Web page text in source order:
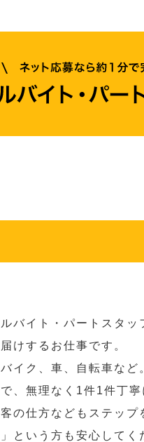
バイト・パートスタ
けするお仕事です。
イク、車、自転車な
、無理なく1件1件丁
の仕方などもステッ
という方も安心してく